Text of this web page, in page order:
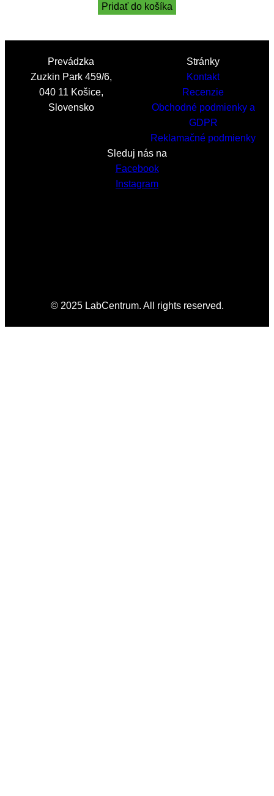
Pridať do košíka
Prevádzka
Zuzkin Park 459/6,
040 11 Košice,
Slovensko
Stránky
Kontakt
Recenzie
Obchodné podmienky a
GDPR
Reklamačné podmienky
Sleduj nás na
Facebook
Instagram
© 2025 LabCentrum. All rights reserved.